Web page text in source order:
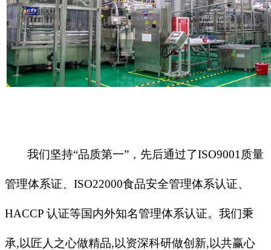
我们坚持“品质第一”，先后通过了ISO9001质量
管理体系证、ISO22000食品安全管理体系认证、
HACCP 认证等国内外知名管理体系认证。我们秉
承,以匠人之心做精品,以资深科研做创新,以共赢心